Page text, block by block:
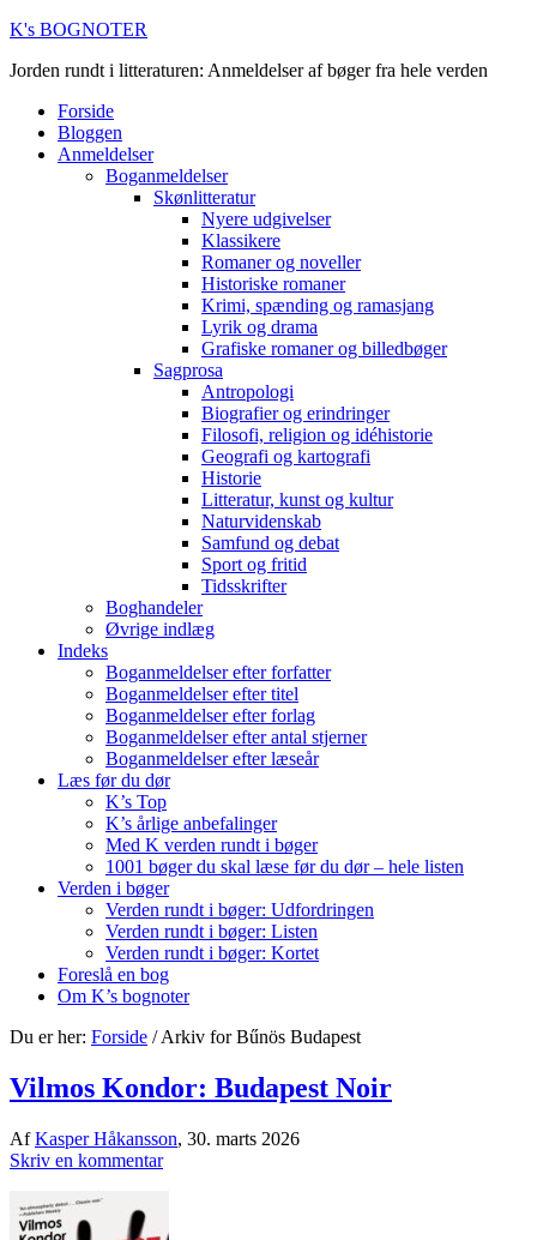
K's BOGNOTER
Jorden rundt i litteraturen: Anmeldelser af bøger fra hele verden
Forside
Bloggen
Anmeldelser
Boganmeldelser
Skønlitteratur
Nyere udgivelser
Klassikere
Romaner og noveller
Historiske romaner
Krimi, spænding og ramasjang
Lyrik og drama
Grafiske romaner og billedbøger
Sagprosa
Antropologi
Biografier og erindringer
Filosofi, religion og idéhistorie
Geografi og kartografi
Historie
Litteratur, kunst og kultur
Naturvidenskab
Samfund og debat
Sport og fritid
Tidsskrifter
Boghandeler
Øvrige indlæg
Indeks
Boganmeldelser efter forfatter
Boganmeldelser efter titel
Boganmeldelser efter forlag
Boganmeldelser efter antal stjerner
Boganmeldelser efter læseår
Læs før du dør
K’s Top
K’s årlige anbefalinger
Med K verden rundt i bøger
1001 bøger du skal læse før du dør – hele listen
Verden i bøger
Verden rundt i bøger: Udfordringen
Verden rundt i bøger: Listen
Verden rundt i bøger: Kortet
Foreslå en bog
Om K’s bognoter
Du er her: Forside /Arkiv for Bűnös Budapest
Vilmos Kondor: Budapest Noir
AfKasper Håkansson, 30. marts 2026
Skriv en kommentar